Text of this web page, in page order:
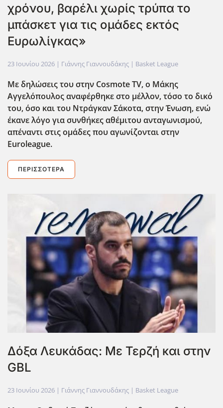
χρόνου, βαρέλι χωρίς τρύπα το
μπάσκετ για τις ομάδες εκτός
Ευρωλίγκας»
23 Ιουνίου 2026 | Γιάννης Γιαννουδάκης | Basket League
Με δηλώσεις του στην CosmoteTV, ο Μάκης
Αγγελόπουλος αναφέρθηκε στο μέλλον, τόσο το δικό
του, όσο και του Ντράγκαν Σάκοτα, στην Ένωση, ενώ
έκανε λόγο για συνθήκες αθέμιτου ανταγωνισμού,
απέναντι στις ομάδες που αγωνίζονται στην
Euroleague.
ΠΕΡΙΣΣΌΤΕΡΑ
Δόξα Λευκάδας: Με Τερζή και στην
GBL
23 Ιουνίου 2026 | Γιάννης Γιαννουδάκης | Basket League